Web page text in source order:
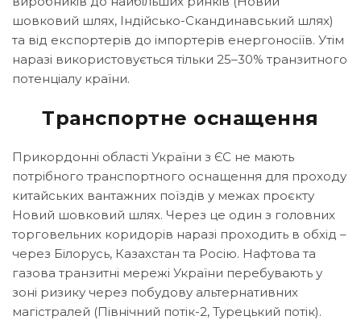
шовковий шлях, Індійсько-Скандинавський шлях)
та від експортерів до імпортерів енергоносіїв. Утім
наразі використовується тільки 25–30% транзитного
потенціалу країни.
Транспортне оснащення
Прикордонні області України з ЄС не мають
потрібного транспортного оснащення для проходу
китайських вантажних поїздів у межах проєкту
Новий шовковий шлях. Через це один з головних
торговельних коридорів наразі проходить в обхід –
через Білорусь, Казахстан та Росію. Нафтова та
газова транзитні мережі України перебувають у
зоні ризику через побудову альтернативних
магістралей (Північний потік-2, Турецький потік).